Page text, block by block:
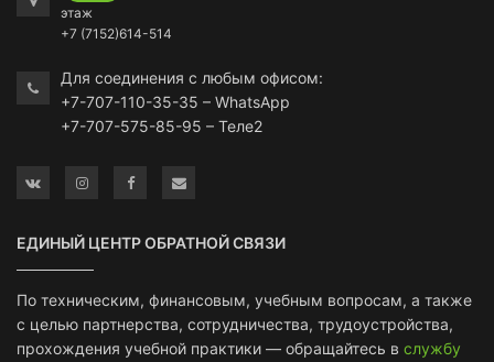
этаж
+7 (7152)614-514
Для соединения с любым офисом:
+7-707-110-35-35 – WhatsApp
+7-707-575-85-95 – Теле2
ЕДИНЫЙ ЦЕНТР ОБРАТНОЙ СВЯЗИ
По техническим, финансовым, учебным вопросам, а также
с целью партнерства, сотрудничества, трудоустройства,
прохождения учебной практики — обращайтесь в службу